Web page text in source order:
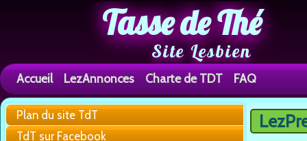
Tasse de Thé
Site Lesbien
Accueil LezAnnonces Charte de TDT FAQ
Plan du site TdT
TdT sur Facebook
Vous